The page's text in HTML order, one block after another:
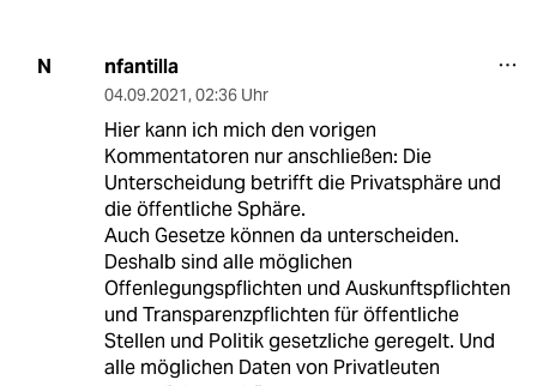
N nfantilla
04.09.2021, 02:36 Uhr
Hier kann ich mich den vorigen
Kommentatoren nur anschließen: Die
Unterscheidung betrifft die Privatsphäre und
die öffentliche Sphäre.
Auch Gesetze können da unterscheiden.
Deshalb sind alle möglichen
Offenlegungspflichten und Auskunftspflichten
und Transparenzpflichten für öffentliche
Stellen und Politik gesetzliche geregelt. Und
alle möglichen Daten von Privatleuten